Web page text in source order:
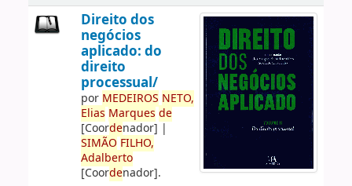
Direito dos
negócios
aplicado: do
direito
processual/
por MEDEIROS NETO,
Elias Marques de
[Coordenador] |
SIMÃO FILHO,
Adalberto
[Coordenador].